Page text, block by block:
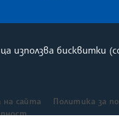
на сайта
Политика за
използва бисквитки